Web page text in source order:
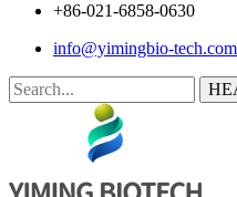
+86-021-6858-0630
info@yimingbio-tech.com